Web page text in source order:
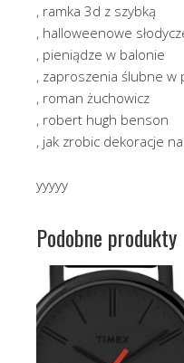
, ramka 3d z szybką
, halloweenowe
, pieniądze w balonie
, zaproszenia ślubne w
, roman żuchowicz
, robert hugh benson
, jak zrobic dekoracje
yyyyy
Podobne produkty